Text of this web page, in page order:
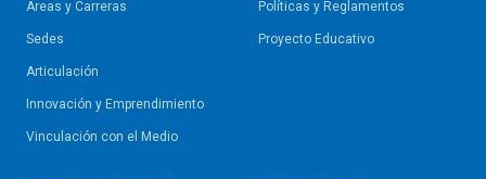
Áreas y Carreras
Sedes
Articulación
Innovación y Emprendimiento
Vinculación con el Medio
Políticas y Reglamentos​
Proyecto Educativo